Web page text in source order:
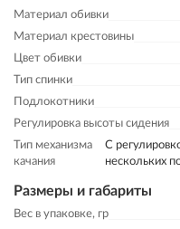
Материал обивки
Материал крестовины
Цвет обивки
Тип спинки
Подлокотники
Регулировка высоты сидения
Тип механизма
качания
С
нескольких
Размеры и габариты
Вес в упаковке, гр